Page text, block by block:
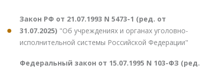
Закон РФ от 21.07.1993 N 5473-1 (ред. от
31.07.2025) "Об учреждениях и органах уголовно-
исполнительной системы Российской Федерации"
Федеральный закон от 15.07.1995 N 103-ФЗ (ред.